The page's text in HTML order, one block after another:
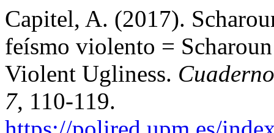
Capitel, A. (2017).
feísmo violento =
Violent Ugliness.
7, 110-119.